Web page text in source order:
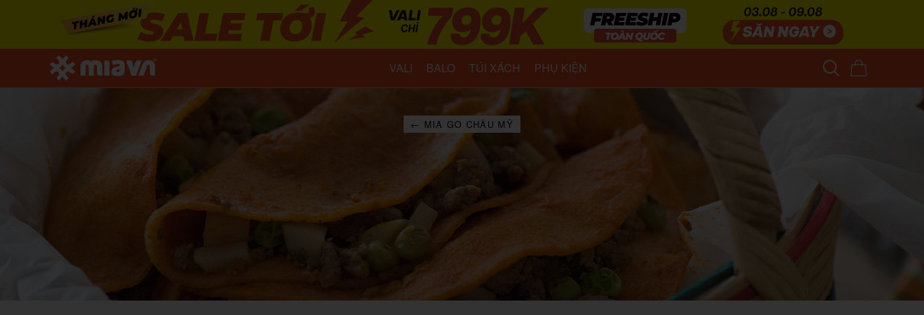
VALI BALO TÚI XÁCH PHỤ KIỆN
← MIA GO CHÂU MỸ